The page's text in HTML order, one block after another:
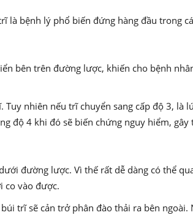
bệnh lý phổ biến đứng hàng đầu trong
bên trên đường lược, khiến cho bệnh
nhiên nếu trĩ chuyển sang cấp độ 3, là
độ 4 khi đó sẽ biến chứng nguy hiểm,
đường lược. Vì thế rất dễ dàng có thể
co vào được.
trĩ sẽ cản trở phân đào thải ra bên